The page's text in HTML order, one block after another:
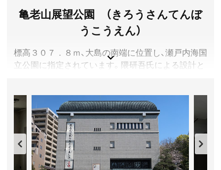
観覧料／大人400円、小中高校生200円(要証明書)、未就学
児無料
開館時間／9:00～18:00 ※イベントにより変更となる
「開館カレンダー」をご確認ください。
アクセス／伊予鉄道 大街道駅より徒歩約5分。松山自動
車道 松山ICより車で約30分。
所在地／愛媛県松山市一番町3-3-7
お問い合わせ／089-921-3711
萬翠荘 公式サイト
亀老山展望公園 （きろうさんてんぼ
うこうえん）
標高３０７．８ｍ、大島の南端に位置し、瀬戸内海国
立公園に指定されています。隈研吾氏による設計と
「来島海峡」の潮流、晴れた日には西日本最高峰「石
鎚山」を眺めることができます。
愛媛県今治市
料金／入園無料
時間／常時